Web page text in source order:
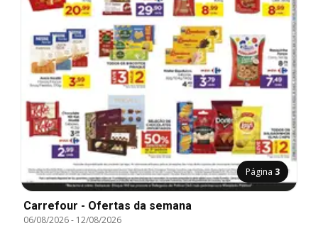
Página 3
Carrefour - Ofertas da semana
06/08/2026- 12/08/2026